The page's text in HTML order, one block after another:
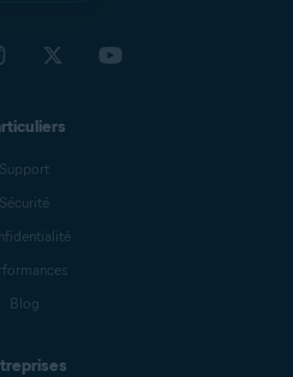
Support
Sécurité
Blog